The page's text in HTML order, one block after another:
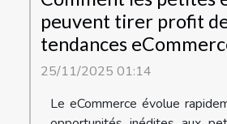
peuvent tirer profit
tendances
25/11/2025 01:14
Le eCommerce évolue